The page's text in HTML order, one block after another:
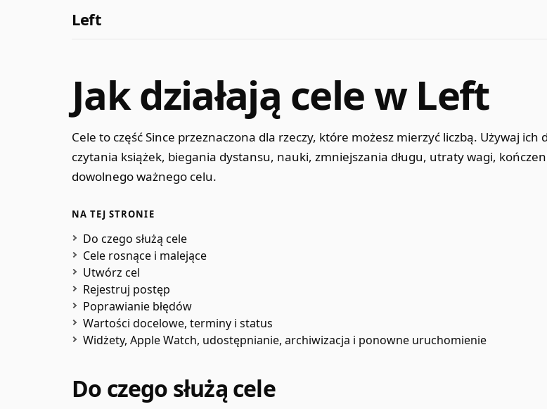
Left
Jak działają cele w Left
Cele to część Since przeznaczona dla rzeczy, które możesz mierzyć liczbą. Używaj ich
czytania książek, biegania dystansu, nauki, zmniejszania długu, utraty wagi,
dowolnego ważnego celu.
NA TEJ STRONIE
Do czego służą cele
Cele rosnące i malejące
Utwórz cel
Rejestruj postęp
Poprawianie błędów
Wartości docelowe, terminy i status
Widżety, Apple Watch, udostępnianie, archiwizacja i ponowne uruchomienie
Do czego służą cele